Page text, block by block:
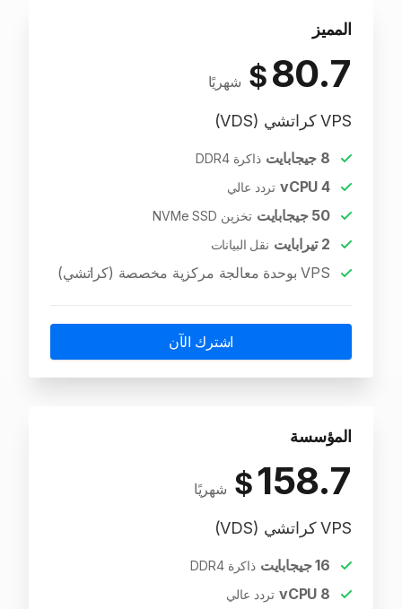
المميز
80.7
$ شهريًا
VPS كراتشي (VDS)
8 جيجابايت ذاكرة DDR4
4
vCPU تردد عالي
50 جيجابايت تخزين NVMe SSD
2 تيرابايت نقل البيانات
VPS بوحدة معالجة مركزية مخصصة (كراتشي)
اشترك الآن
المؤسسة
158.7
$ شهريًا
VPS كراتشي (VDS)
16جيجابايت ذاكرة DDR4
8 تردد عالي